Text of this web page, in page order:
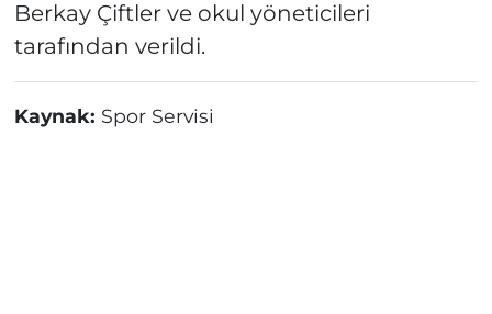
Berkay Çiftler ve okul yöneticileri
tarafından verildi.
Kaynak: Spor Servisi